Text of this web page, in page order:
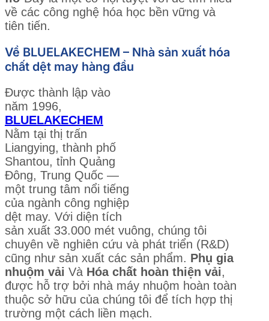
về các công nghệ hóa học bền vững và
tiên tiến.
Về BLUELAKECHEM – Nhà sản xuất hóa
chất dệt may hàng đầu
Được thành lập vào
năm 1996,
BLUELAKECHEM
Nằm tại thị trấn
Liangying, thành phố
Shantou, tỉnh Quảng
Đông, Trung Quốc —
một trung tâm nổi tiếng
của ngành công nghiệp
dệt may. Với diện tích
sản xuất 33.000 mét vuông, chúng tôi
chuyên về nghiên cứu và phát triển (R&D)
cũng như sản xuất các sản phẩm. Phụ gia
nhuộm vải Và Hóa chất hoàn thiện vải,
được hỗ trợ bởi nhà máy nhuộm hoàn toàn
thuộc sở hữu của chúng tôi để tích hợp thị
trường một cách liền mạch.